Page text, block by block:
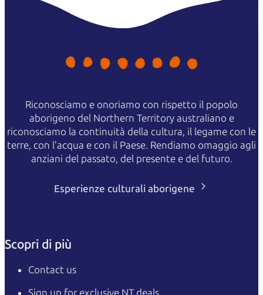
Riconosciamo e onoriamo con rispetto il popolo
aborigeno del Northern Territory australiano e
riconosciamo la continuità della cultura, il legame con le
terre, con l'acqua e con il Paese. Rendiamo omaggio agli
anziani del passato, del presente e del futuro.
Esperienze culturali aborigene
Scopri di più
Contact us